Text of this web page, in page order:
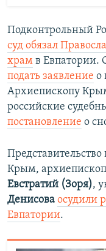
Подконтрольный
суд обязал
храм в Евпатории.
подать заявление о
Архиепископу
российские
постановление о
Крым,
Евстратий (Зоря),
Денисова осудили
Евпатории.